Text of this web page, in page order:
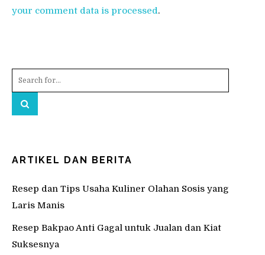
your comment data is processed.
ARTIKEL DAN BERITA
Resep dan Tips Usaha Kuliner Olahan Sosis yang
Laris Manis
Resep Bakpao Anti Gagal untuk Jualan dan Kiat
Suksesnya